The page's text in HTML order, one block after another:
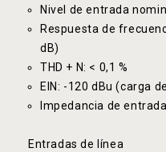
Nivel de entrada
Respuesta de
dB)
THD + N: < 0,1 %
EIN: -120 dBu (carga
Impedancia de
Entradas de línea